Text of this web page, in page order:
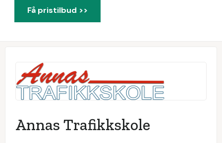
Få pristilbud >>
Annas Trafikkskole